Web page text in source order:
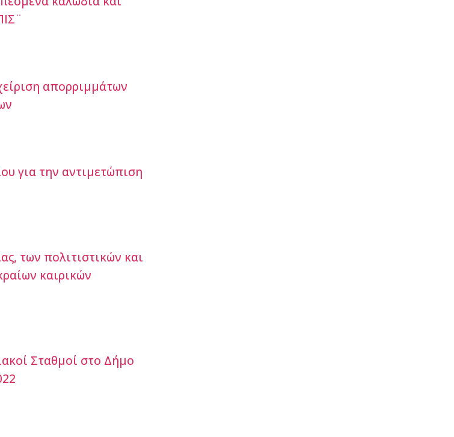
απορριμμάτων
για την αντιμετώπιση
των πολιτιστικών και
καιρικών
Σταθμοί στο Δήμο